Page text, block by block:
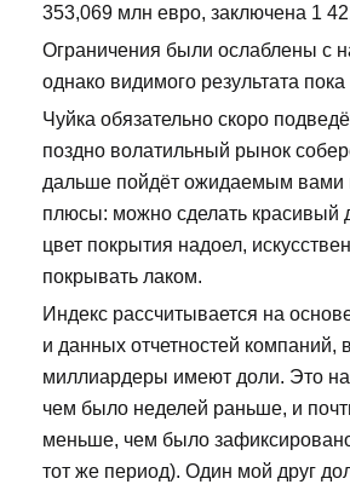
353,069 млн евро, заключена 1
Ограничения были ослаблены с
однако видимого результата
Чуйка обязательно скоро
поздно волатильный рынок
дальше пойдёт ожидаемым вами
плюсы: можно сделать красивый
цвет покрытия надоел,
покрывать лаком.
Индекс рассчитывается на
и данных отчетностей компаний,
миллиардеры имеют доли. Это
чем было неделей раньше, и
меньше, чем было
тот же период). Один мой друг